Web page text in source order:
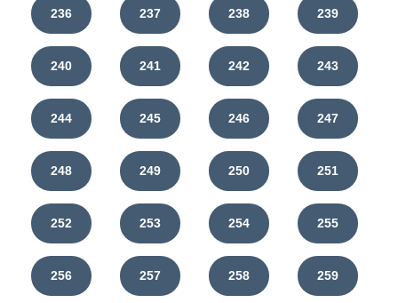
236 237 238 239
240 241 242 243
244 245 246 247
248 249 250 251
252 253 254 255
256 257 258 259